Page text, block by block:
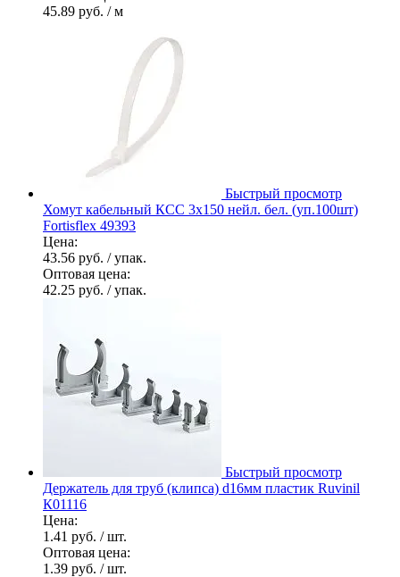
45.89 руб. / м
Быстрый просмотр
Хомут кабельный КСС 3х150 нейл. бел. (уп.100шт)
Fortisflex 49393
Цена:
43.56 руб. / упак.
Оптовая цена:
42.25 руб. / упак.
Быстрый просмотр
Держатель для труб (клипса) d16мм пластик Ruvinil
К01116
Цена:
1.41 руб. / шт.
Оптовая цена:
1.39 руб. / шт.